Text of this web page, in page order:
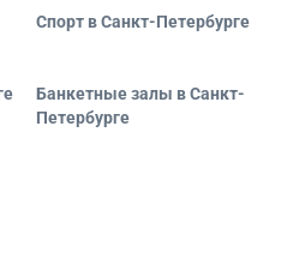
Спорт в Санкт-Петербурге
Банкетные залы в Санкт-
Петербурге